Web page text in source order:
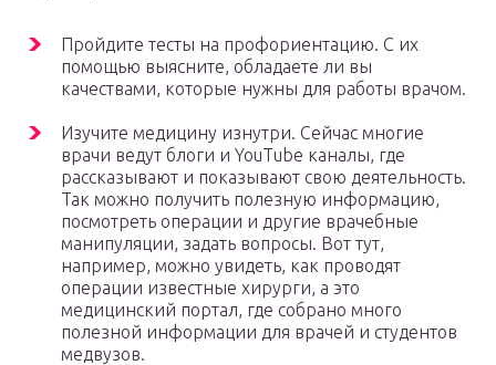
Пройдите тесты на профориентацию. С их
помощью выясните, обладаете ли вы
качествами, которые нужны для работы врачом.
Изучите медицину изнутри. Сейчас многие
врачи ведут блоги и YouTube каналы, где
рассказывают и показывают свою деятельность.
Так можно получить полезную информацию,
посмотреть операции и другие врачебные
манипуляции, задать вопросы. Вот тут,
например, можно увидеть, как проводят
операции известные хирурги, а это
медицинский портал, где собрано много
полезной информации для врачей и студентов
медвузов.